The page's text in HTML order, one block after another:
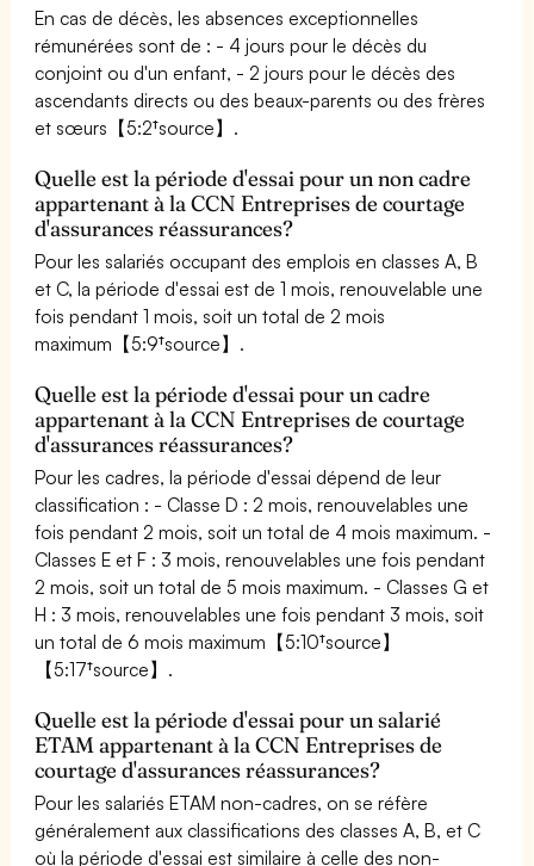
En cas de décès, les absences exceptionnelles
rémunérées sont de : - 4 jours pour le décès du
conjoint ou d'un enfant, - 2 jours pour le décès des
ascendants directs ou des beaux-parents ou des frères
et sœurs【5:2†source】.
Quelle est la période d'essai pour un non cadre
appartenant à la CCN Entreprises de courtage
d'assurances réassurances?
Pour les salariés occupant des emplois en classes A, B
et C, la période d'essai est de 1 mois, renouvelable une
fois pendant 1 mois, soit un total de 2 mois
maximum【5:9†source】.
Quelle est la période d'essai pour un cadre
appartenant à la CCN Entreprises de courtage
d'assurances réassurances?
Pour les cadres, la période d'essai dépend de leur
classification : - Classe D : 2 mois, renouvelables une
fois pendant 2 mois, soit un total de 4 mois maximum. -
Classes E et F : 3 mois, renouvelables une fois pendant
2 mois, soit un total de 5 mois maximum. - Classes G et
H : 3 mois, renouvelables une fois pendant 3 mois, soit
un total de 6 mois maximum【5:10†source】
【5:17†source】.
Quelle est la période d'essai pour un salarié
ETAM appartenant à la CCN Entreprises de
courtage d'assurances réassurances?
Pour les salariés ETAM non-cadres, on se réfère
généralement aux classifications des classes A, B, et C
où la période d'essai est similaire à celle des non-